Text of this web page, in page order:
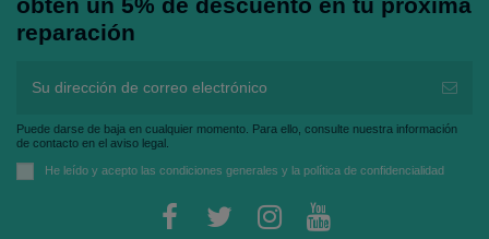
reparación
Puede darse de baja en cualquier momento. Para ello, consulte nuestra información
de contacto en el aviso legal.
He leído y acepto las condiciones generales y la política de confidencialidad